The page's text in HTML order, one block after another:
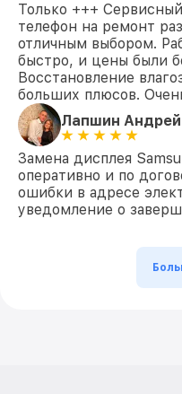
Только +++
телефон на ремонт
отличным выбором.
быстро, и цены были
Восстановление
больших плюсов.
Лапшин Андрей
Замена дисплея
оперативно и по
ошибки в адресе
уведомление о